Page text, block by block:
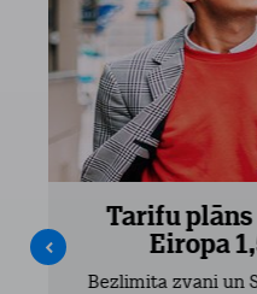
Tarifu plāns
Eiropa
Bezlimita zvani un